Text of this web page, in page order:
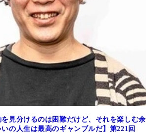
見分けるのは困難だけど、それを楽しむ余
の人生は最高のギャンブルだ】第221回